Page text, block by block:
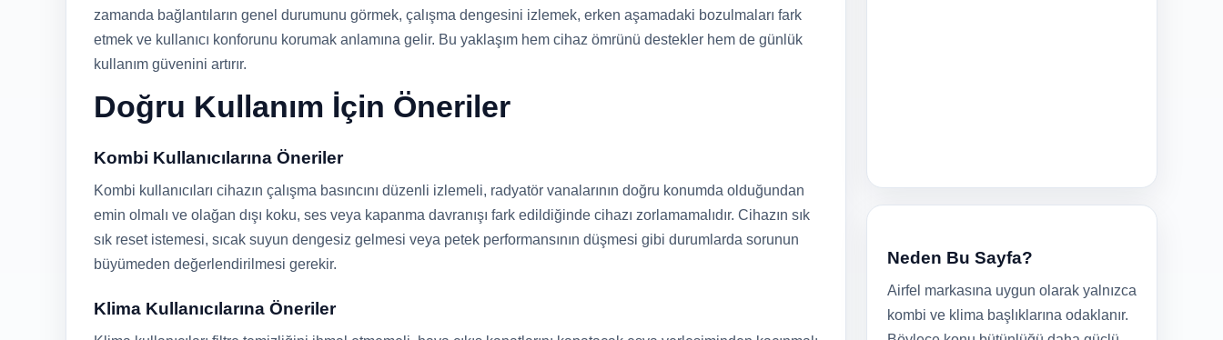
zamanda bağlantıların genel durumunu görmek, çalışma dengesini izlemek, erken aşamadaki bozulmaları fark
etmek ve kullanıcı konforunu korumak anlamına gelir. Bu yaklaşım hem cihaz ömrünü destekler hem de günlük
kullanım güvenini artırır.
Doğru Kullanım İçin Öneriler
Kombi Kullanıcılarına Öneriler
Kombi kullanıcıları cihazın çalışma basıncını düzenli izlemeli, radyatör vanalarının doğru konumda olduğundan
emin olmalı ve olağan dışı koku, ses veya kapanma davranışı fark edildiğinde cihazı zorlamamalıdır. Cihazın sık
sık reset istemesi, sıcak suyun dengesiz gelmesi veya petek performansının düşmesi gibi durumlarda sorunun
büyümeden değerlendirilmesi gerekir.
Klima Kullanıcılarına Öneriler
Neden Bu Sayfa?
Airfel markasına uygun olarak yalnızca
kombi ve klima başlıklarına odaklanır.